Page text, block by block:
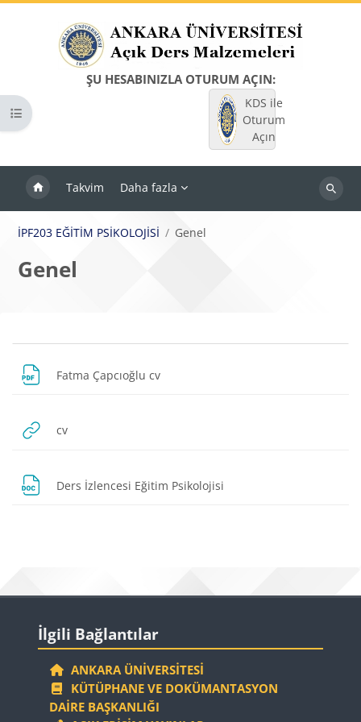
ŞU HESABINIZLA OTURUM AÇIN:
KDS ile
Oturum
Açın
Takvim Daha fazla
Dersleri
Kurs dizinini aç
İPF203 EĞİTİM PSİKOLOJİSİ Genel
Genel
Bloklar
Bölüm anahatları
Fatma Çapcıoğlu cv
cvURL
Ders İzlencesi Eğitim Psikolojisi
Bloklar
İlgili Bağlantılar
ANKARA ÜNIVERSITESI
KÜTÜPHANE VE DOKÜMANTASYON
DAIRE BAŞKANLIĞI